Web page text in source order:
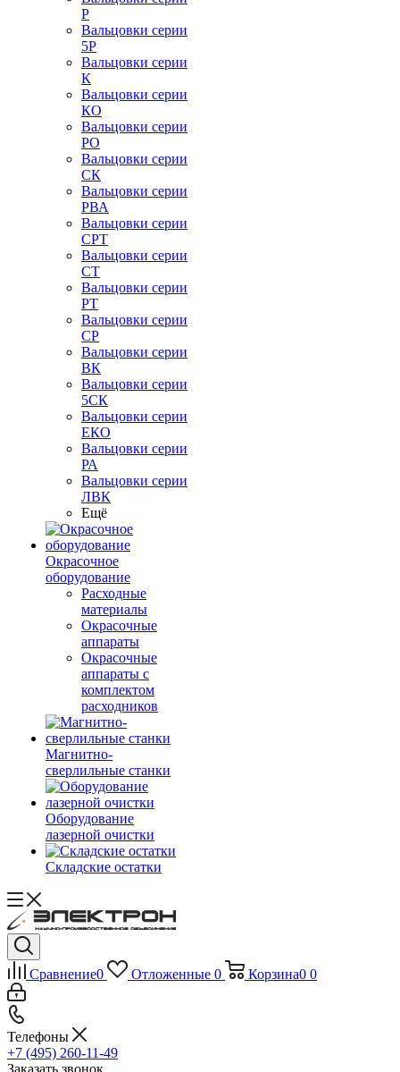
Р
Вальцовки серии
5Р
Вальцовки серии
К
Вальцовки серии
КО
Вальцовки серии
РО
Вальцовки серии
СК
Вальцовки серии
РВА
Вальцовки серии
СРТ
Вальцовки серии
СТ
Вальцовки серии
РТ
Вальцовки серии
СР
Вальцовки серии
ВК
Вальцовки серии
5СК
Вальцовки серии
ЕКО
Вальцовки серии
РА
Вальцовки серии
ЛВК
Ещё
Окрасочное
оборудование
Расходные
материалы
Окрасочные
аппараты
Окрасочные
аппараты с
комплектом
расходников
Магнитно-
сверлильные станки
Оборудование
лазерной очистки
Складские остатки
Сравнение0 Отложенные 0 Корзина0 0
Телефоны
+7 (495) 260-11-49
Заказать звонок